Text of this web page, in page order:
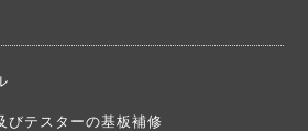
びテスターの基板補修